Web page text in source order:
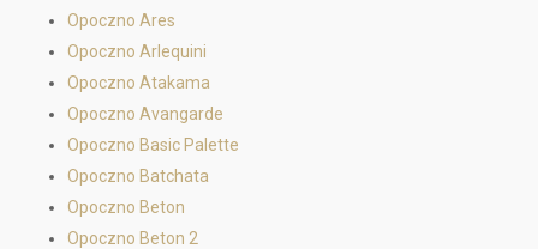
Opoczno Ares
Opoczno Arlequini
Opoczno Atakama
Opoczno Avangarde
Opoczno Basic Palette
Opoczno Batchata
Opoczno Beton
Opoczno Beton 2